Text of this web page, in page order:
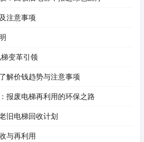
注意事项
山电梯变革引领
解价钱趋势与注意事项
报废电梯再利用的环保之路
旧电梯回收计划
与再利用